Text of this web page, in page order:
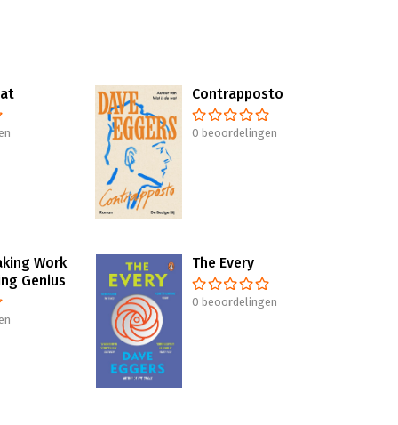
Contrapposto
0 beoordelingen
Work
Genius
The Every
0 beoordelingen